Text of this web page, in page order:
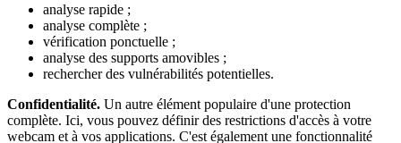
analyse rapide ;
analyse complète ;
vérification ponctuelle ;
analyse des supports amovibles ;
rechercher des vulnérabilités potentielles.
Confidentialité. Un autre élément populaire d'une protection
complète. Ici, vous pouvez définir des restrictions d'accès à votre
webcam et à vos applications. C'est également une fonctionnalité